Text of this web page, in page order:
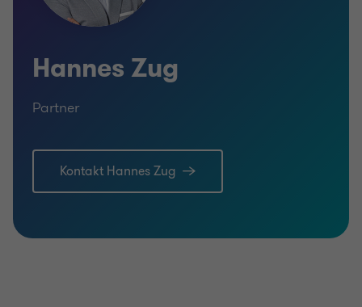
Hannes Zug
Partner
Kontakt Hannes Zug